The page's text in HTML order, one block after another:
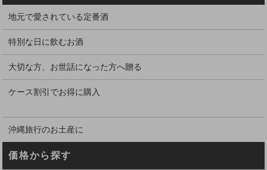
地元で愛されている定番酒
特別な日に飲むお酒
大切な方、お世話になった方へ贈る
ケース割引でお得に購入
沖縄旅行のお土産に
価格から探す